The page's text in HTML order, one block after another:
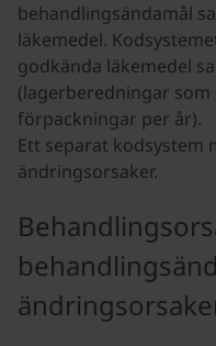
behandlingsändamål
läkemedel.
godkända läkemedel
(lagerberedningar som
förpackningar per år).
Ett separat kodsystem
ändringsorsaker.